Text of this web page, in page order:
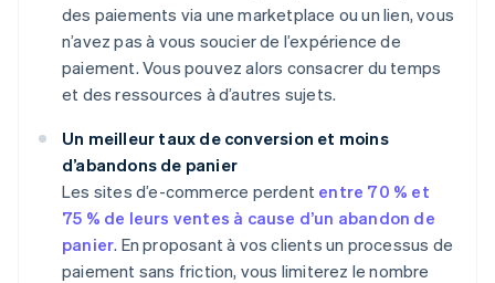
des paiements via une marketplace ou un lien, vous
n’avez pas à vous soucier de l’expérience de
paiement. Vous pouvez alors consacrer du temps
et des ressources à d’autres sujets.
Un meilleur taux de conversion et moins
d’abandons de panier
Les sites d’e-commerce perdent entre 70 % et
75 % de leurs ventes à cause d’un abandon de
panier. En proposant à vos clients un processus de
paiement sans friction, vous limiterez le nombre